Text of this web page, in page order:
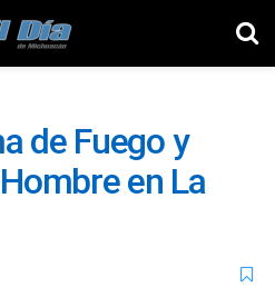
de Fuego y
en La